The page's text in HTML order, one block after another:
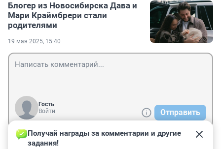
Блогер из Новосибирска Дава и
Мари Краймбрери стали
родителями
19 мая 2025, 15:40
Гость
Войти
Отправить
Гость
Получай награды за комментарии и другие
задания!